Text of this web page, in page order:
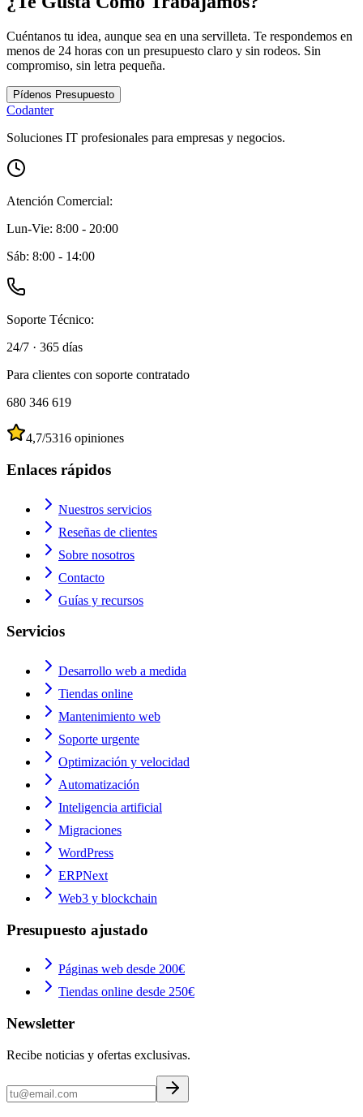
Cuéntanos tu idea, aunque sea en una servilleta. Te respondemos en
menos de 24 horas con un presupuesto claro y sin rodeos. Sin
compromiso, sin letra pequeña.
Pídenos Presupuesto
Codanter
Soluciones IT profesionales para empresas y negocios.
Atención Comercial:
Lun-Vie: 8:00 - 20:00
Sáb: 8:00 - 14:00
Soporte Técnico:
24/7 · 365 días
Para clientes con soporte contratado
680 346 619
4,7/5316 opiniones
Enlaces rápidos
Nuestros servicios
Reseñas de clientes
Sobre nosotros
Contacto
Guías y recursos
Servicios
Desarrollo web a medida
Tiendas online
Mantenimiento web
Soporte urgente
Optimización y velocidad
Automatización
Inteligencia artificial
Migraciones
WordPress
ERPNext
Web3 y blockchain
Presupuesto ajustado
Páginas web desde 200€
Tiendas online desde 250€
Newsletter
Recibe noticias y ofertas exclusivas.